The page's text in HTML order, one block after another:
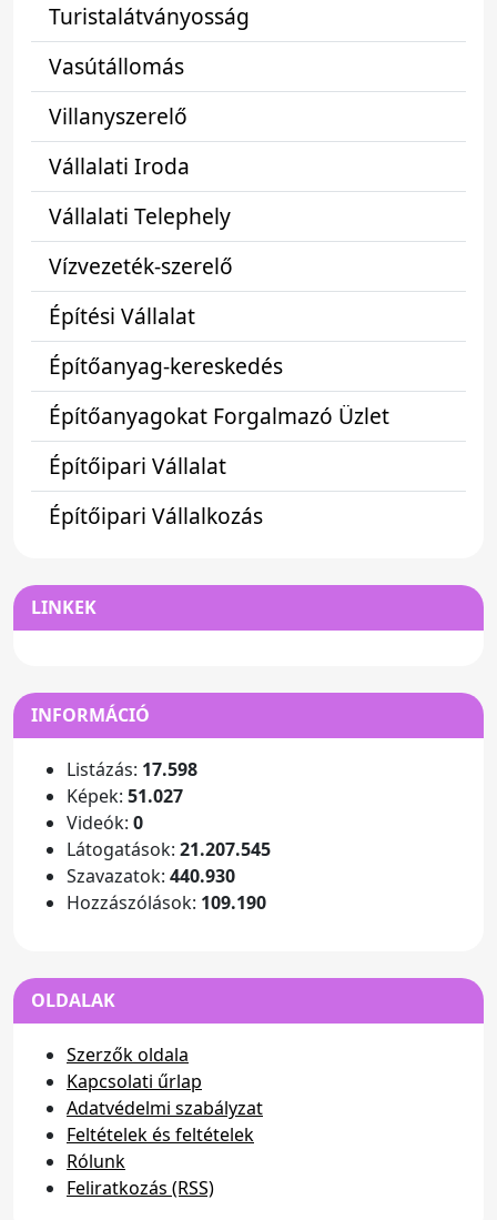
Turistalátványosság
Vasútállomás
Villanyszerelő
Vállalati Iroda
Vállalati Telephely
Vízvezeték-szerelő
Építési Vállalat
Építőanyag-kereskedés
Építőanyagokat Forgalmazó Üzlet
Építőipari Vállalat
Építőipari Vállalkozás
LINKEK
INFORMÁCIÓ
Listázás: 17.598
Képek: 51.027
Videók: 0
Látogatások: 21.207.545
Szavazatok: 440.930
Hozzászólások: 109.190
OLDALAK
Szerzők oldala
Kapcsolati űrlap
Adatvédelmi szabályzat
Feltételek és feltételek
Rólunk
Feliratkozás (RSS)